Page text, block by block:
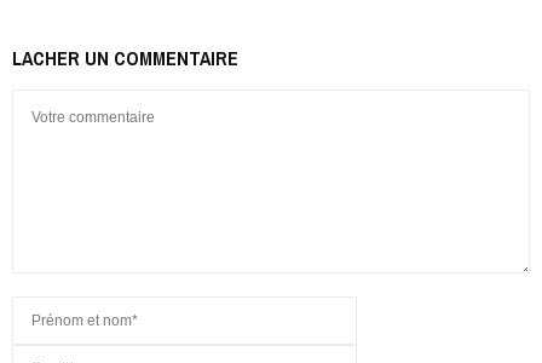
LACHER UN COMMENTAIRE